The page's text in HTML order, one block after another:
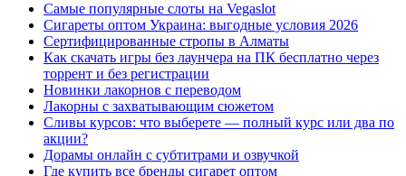
Самые популярные слоты на Vegaslot
Сигареты оптом Украина: выгодные условия 2026
Сертифицированные стропы в Алматы
Как скачать игры без лаунчера на ПК бесплатно через
торрент и без регистрации
Новинки лакорнов с переводом
Лакорны с захватывающим сюжетом
Сливы курсов: что выберете — полный курс или два по
акции?
Дорамы онлайн с субтитрами и озвучкой
Где купить все бренды сигарет оптом